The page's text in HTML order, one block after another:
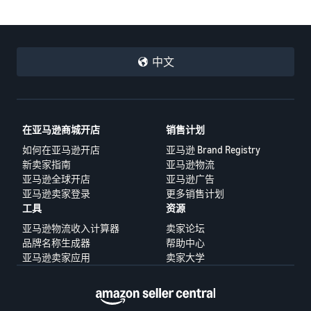
中文
在亚马逊商城开店
如何在亚马逊开店
新卖家指南
亚马逊全球开店
亚马逊卖家登录
销售计划
亚马逊 Brand Registry
亚马逊物流
亚马逊广告
更多销售计划
工具
亚马逊物流收入计算器
品牌名称生成器
亚马逊卖家应用
资源
卖家论坛
帮助中心
卖家大学